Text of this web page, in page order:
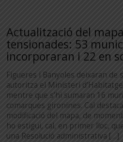
Actualització del
tensionades: 53
incorporaran i 22 en
Figueres i Banyoles deixaran de
autoritza el Ministeri
mentre que s’hi sumaran 16
comarques gironines. Cal
modificació del mapa, de
ho estigui, cal, en primer lloc,
una Resolució administrativa […]